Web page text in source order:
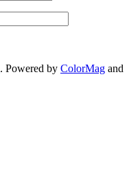
. Powered by ColorMag and